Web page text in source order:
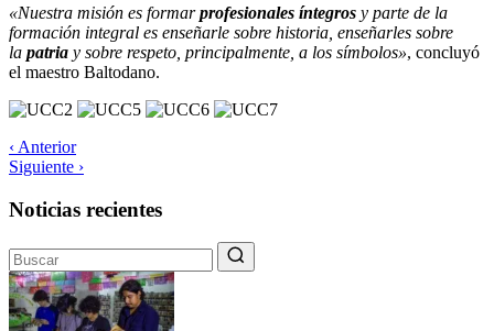
«Nuestra misión es formarprofesionales íntegros y parte de la
formación integral es enseñarle sobre historia, enseñarles sobre
la patria y sobre respeto, principalmente, a los símbolos», concluyó
el maestro Baltodano.
‹ Anterior
Siguiente ›
Noticias recientes